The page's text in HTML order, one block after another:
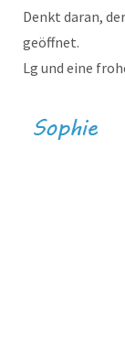
Denkt daran,
geöffnet.
Lg und eine